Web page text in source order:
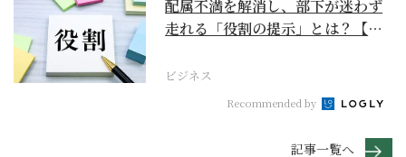
配属不満を解消し、部下が迷わず
走れる「役割の提示」とは？【ビ
ビジネス
Recommended by
記事一覧へ